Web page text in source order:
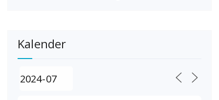
Kalender